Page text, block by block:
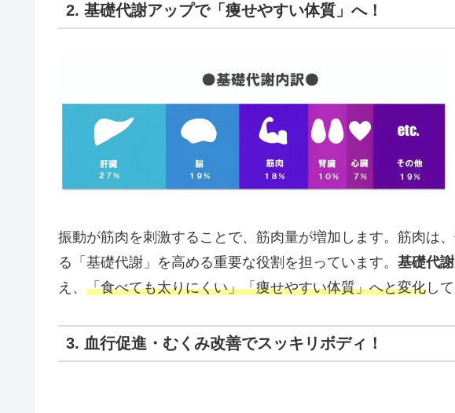
2. 基礎代謝アップで「痩せやすい体質」へ！
振動が筋肉を刺激することで、筋肉量が増加します。筋肉は
る「基礎代謝」を高める重要な役割を担っています。 基礎代
え、 「食べても太りにくい」「痩せやすい体質」へと変化 し
3. 血行促進・むくみ改善でスッキリボディ！